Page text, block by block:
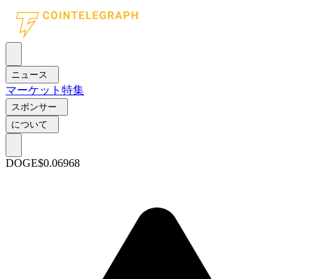
ニュース
マーケット 特集
スポンサー
について
DOGE$0.06968